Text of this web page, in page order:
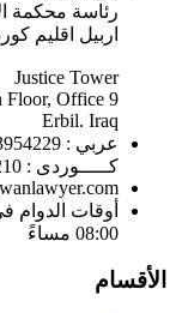
رئاسة محكمة
اربيل اقليم
Justice Tower
Floor, Office 9
Erbil. Iraq
عربي : 009647513954229
كـــــوردى : 009647507167210
08:00 مساءً
الأقسام